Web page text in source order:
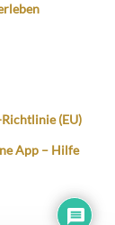
(EU)
App – Hilfe